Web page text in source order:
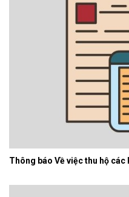
Thông báo Về việc thu hộ